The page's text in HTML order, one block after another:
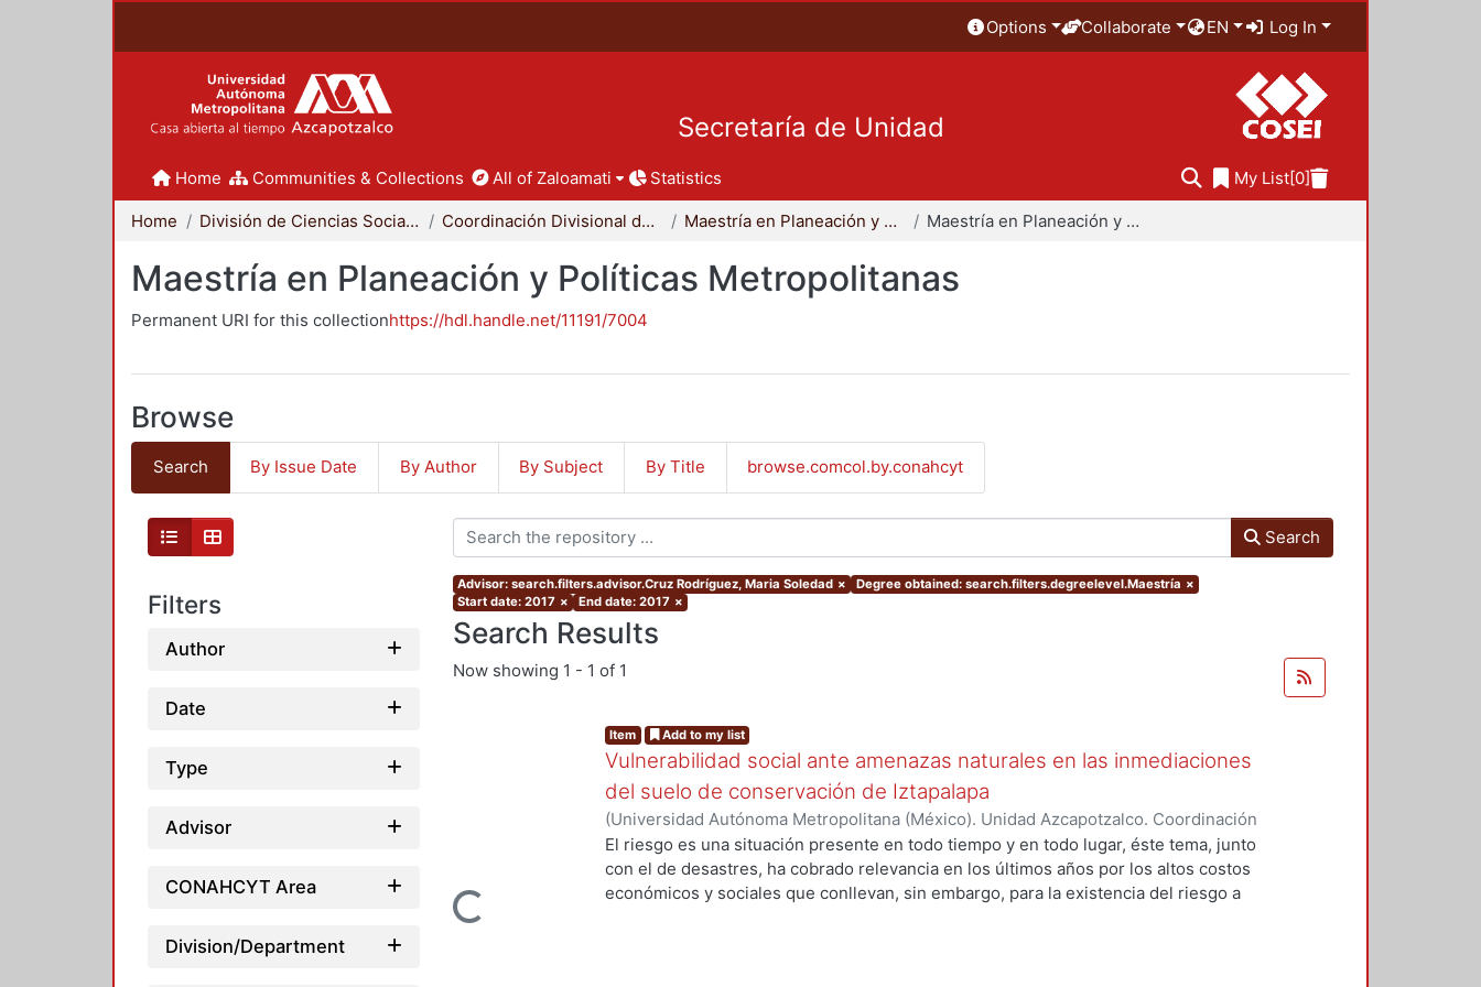
Options Collaborate EN Log In
Secretaría de Unidad
Home Communities & Collections All of Zaloamati Statistics My List[0]
Home División de Ciencias Sociales y Humanidades Coordinación Divisional de Posgrado Maestría en Planeación y Políticas Metropolitanas Maestría en Planeación y Políticas Metropolitanas
Maestría en Planeación y Políticas Metropolitanas
Permanent URI for this collectionhttps://hdl.handle.net/11191/7004
Browse
Search By Issue Date By Author By Subject By Title browse.comcol.by.conahcyt
Filters
Author
Date
Type
Advisor
CONAHCYT Area
Division/Department
Search
Advisor: search.filters.advisor.Cruz Rodríguez, Maria Soledad × Degree obtained: search.filters.degreelevel.Maestría ×
Start date: 2017 × End date: 2017 ×
Search Results
Now showing 1 - 1 of 1
Loading...
Item Add to my list
Vulnerabilidad social ante amenazas naturales en las inmediaciones
del suelo de conservación de Iztapalapa
(Universidad Autónoma Metropolitana (México). Unidad Azcapotzalco. Coordinación
de Servicios de Información.,2017-03)AGUILAR CELIS, ROBERTO
El riesgo es una situación presente en todo tiempo y en todo lugar, éste tema, junto
con el de desastres, ha cobrado relevancia en los últimos años por los altos costos
económicos y sociales que conllevan, sin embargo, para la existencia del riesgo a